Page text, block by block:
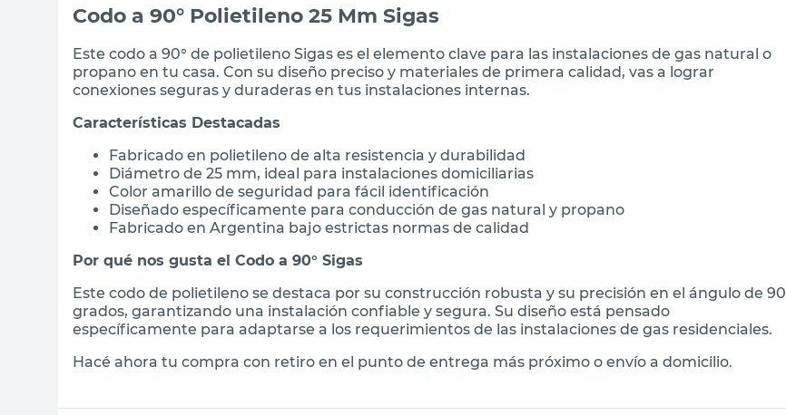
Codo a 90° Polietileno 25 Mm Sigas
Este codo a 90° de polietileno Sigas es el elemento clave para las instalaciones de gas natural o
propano en tu casa. Con su diseño preciso y materiales de primera calidad, vas a lograr
conexiones seguras y duraderas en tus instalaciones internas.
Características Destacadas
Fabricado en polietileno de alta resistencia y durabilidad
Diámetro de 25 mm, ideal para instalaciones domiciliarias
Color amarillo de seguridad para fácil identificación
Diseñado específicamente para conducción de gas natural y propano
Fabricado en Argentina bajo estrictas normas de calidad
Por qué nos gusta el Codo a 90° Sigas
Este codo de polietileno se destaca por su construcción robusta y su precisión en el ángulo de 90
grados, garantizando una instalación confiable y segura. Su diseño está pensado
específicamente para adaptarse a los requerimientos de las instalaciones de gas residenciales.
Hacé ahora tu compra con retiro en el punto de entrega más próximo o envío a domicilio.